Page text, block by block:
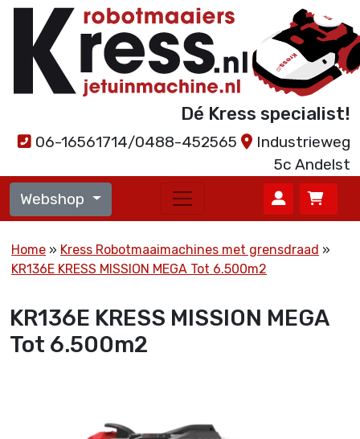
Dé Kress specialist!
06-16561714/0488-452565
Industrieweg
5c Andelst
Webshop
Home
Kress Robotmaaimachines met grensdraad
KR136E KRESS MISSION MEGA Tot 6.500m2
KR136E KRESS MISSION MEGA
Tot 6.500m2